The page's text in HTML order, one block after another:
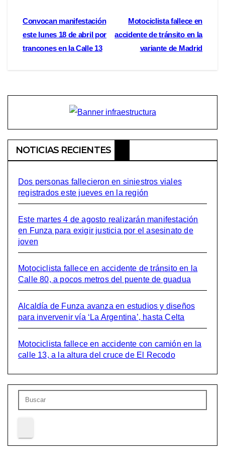
Navegación
de
Motociclista fallece en
accidente de tránsito en la
variante de Madrid
Convocan manifestación
este lunes 18 de abril por
trancones en la Calle 13
NOTICIAS RECIENTES
Dos personas fallecieron en siniestros viales
registrados este jueves en la región
Este martes 4 de agosto realizarán manifestación
en Funza para exigir justicia por el asesinato de
joven
Motociclista fallece en accidente de tránsito en la
Calle 80, a pocos metros del puente de guadua
Alcaldía de Funza avanza en estudios y diseños
para invervenir vía ‘La Argentina’, hasta Celta
Motociclista fallece en accidente con camión en la
calle 13, a la altura del cruce de El Recodo